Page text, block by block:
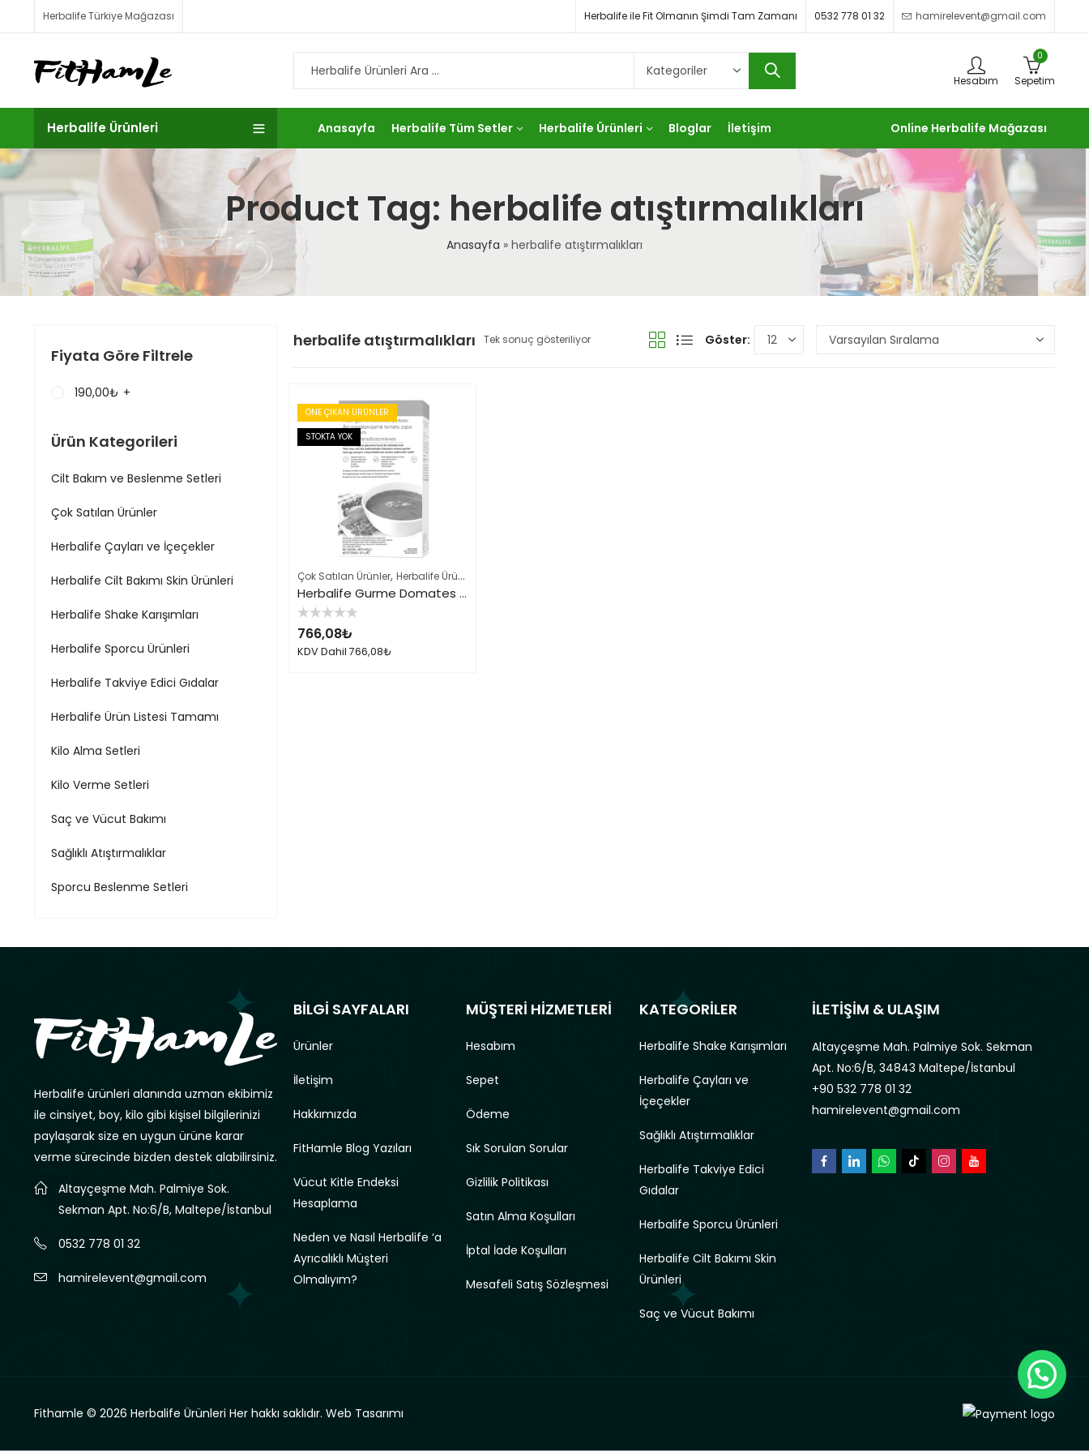
Herbalife Türkiye Mağazası Herbalife ile Fit Olmanın Şimdi Tam Zamanı 0532 778 01 32 hamirelevent@gmail.com
Hesabım
0
Sepetim
Herbalife Ürünleri Anasayfa Herbalife Tüm Setler Herbalife Ürünleri Bloglar İletişim Online Herbalife Mağazası
Product Tag: herbalife atıştırmalıkları
Anasayfa » herbalife atıştırmalıkları
herbalife atıştırmalıkları Tek sonuç gösteriliyor Göster:
ÖNE ÇIKAN ÜRÜNLER
STOKTA YOK
Çok Satılan Ürünler, Herbalife Ürün Listesi Tamamı
Herbalife Gurme Domates Çorbası
5
üzerinden
0
oy
766,08₺
KDV Dahil 766,08₺
Fiyata Göre Filtrele
190,00₺ +
Ürün Kategorileri
Cilt Bakım ve Beslenme Setleri
Çok Satılan Ürünler
Herbalife Çayları ve İçeçekler
Herbalife Cilt Bakımı Skin Ürünleri
Herbalife Shake Karışımları
Herbalife Sporcu Ürünleri
Herbalife Takviye Edici Gıdalar
Herbalife Ürün Listesi Tamamı
Kilo Alma Setleri
Kilo Verme Setleri
Saç ve Vücut Bakımı
Sağlıklı Atıştırmalıklar
Sporcu Beslenme Setleri
Herbalife ürünleri alanında uzman ekibimiz
ile cinsiyet, boy, kilo gibi kişisel bilgilerinizi
paylaşarak size en uygun ürüne karar
verme sürecinde bizden destek alabilirsiniz.
Altayçeşme Mah. Palmiye Sok.
Sekman Apt. No:6/B, Maltepe/İstanbul
0532 778 01 32
hamirelevent@gmail.com
BİLGİ SAYFALARI
Ürünler
İletişim
Hakkımızda
FitHamle Blog Yazıları
Vücut Kitle Endeksi
Hesaplama
Neden ve Nasıl Herbalife ‘a
Ayrıcalıklı Müşteri
Olmalıyım?
MÜŞTERİ HİZMETLERİ
Hesabım
Sepet
Ödeme
Sık Sorulan Sorular
Gizlilik Politikası
Satın Alma Koşulları
İptal İade Koşulları
Mesafeli Satış Sözleşmesi
KATEGORİLER
Herbalife Shake Karışımları
Herbalife Çayları ve
İçeçekler
Sağlıklı Atıştırmalıklar
Herbalife Takviye Edici
Gıdalar
Herbalife Sporcu Ürünleri
Herbalife Cilt Bakımı Skin
Ürünleri
Saç ve Vücut Bakımı
İLETİŞİM & ULAŞIM
Altayçeşme Mah. Palmiye Sok. Sekman
Apt. No:6/B, 34843 Maltepe/İstanbul
+90 532 778 01 32
hamirelevent@gmail.com
Fithamle © 2026 Herbalife Ürünleri Her hakkı saklıdır. Web Tasarımı